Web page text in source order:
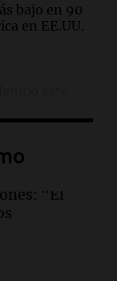
bajo en 90
en EE.UU.
"El